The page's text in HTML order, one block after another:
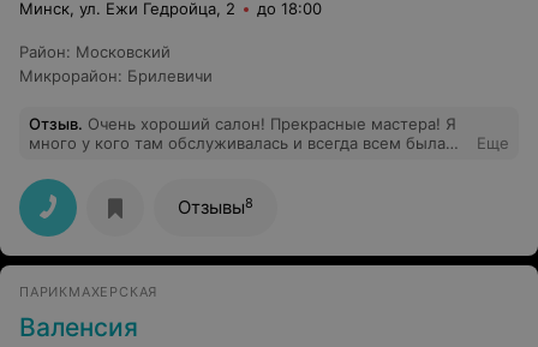
это рядом с домом.
Минск, ул. Ежи Гедройца, 2 до 18:00
Район: Московский
Микрорайон: Брилевичи
Отзыв. Очень хороший салон! Прекрасные мастера! Я
много у кого там обслуживалась и всегда всем была
чудо человек и обалденный мастер!!! Отдельное ей
спасибо.
Еще
Отзывы8
ПАРИКМАХЕРСКАЯ
Валенсия